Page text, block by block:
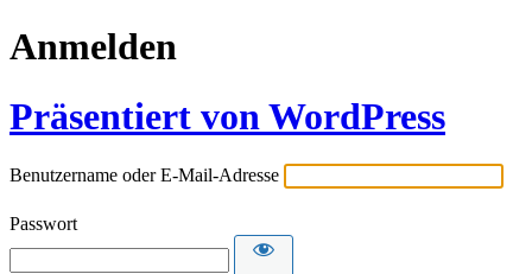
Anmelden
Präsentiert von WordPress
Benutzername oder E-Mail-Adresse
Passwort